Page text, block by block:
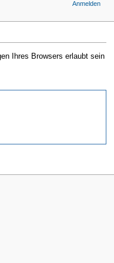
Ihres Browsers erlaubt sein
Anmelden